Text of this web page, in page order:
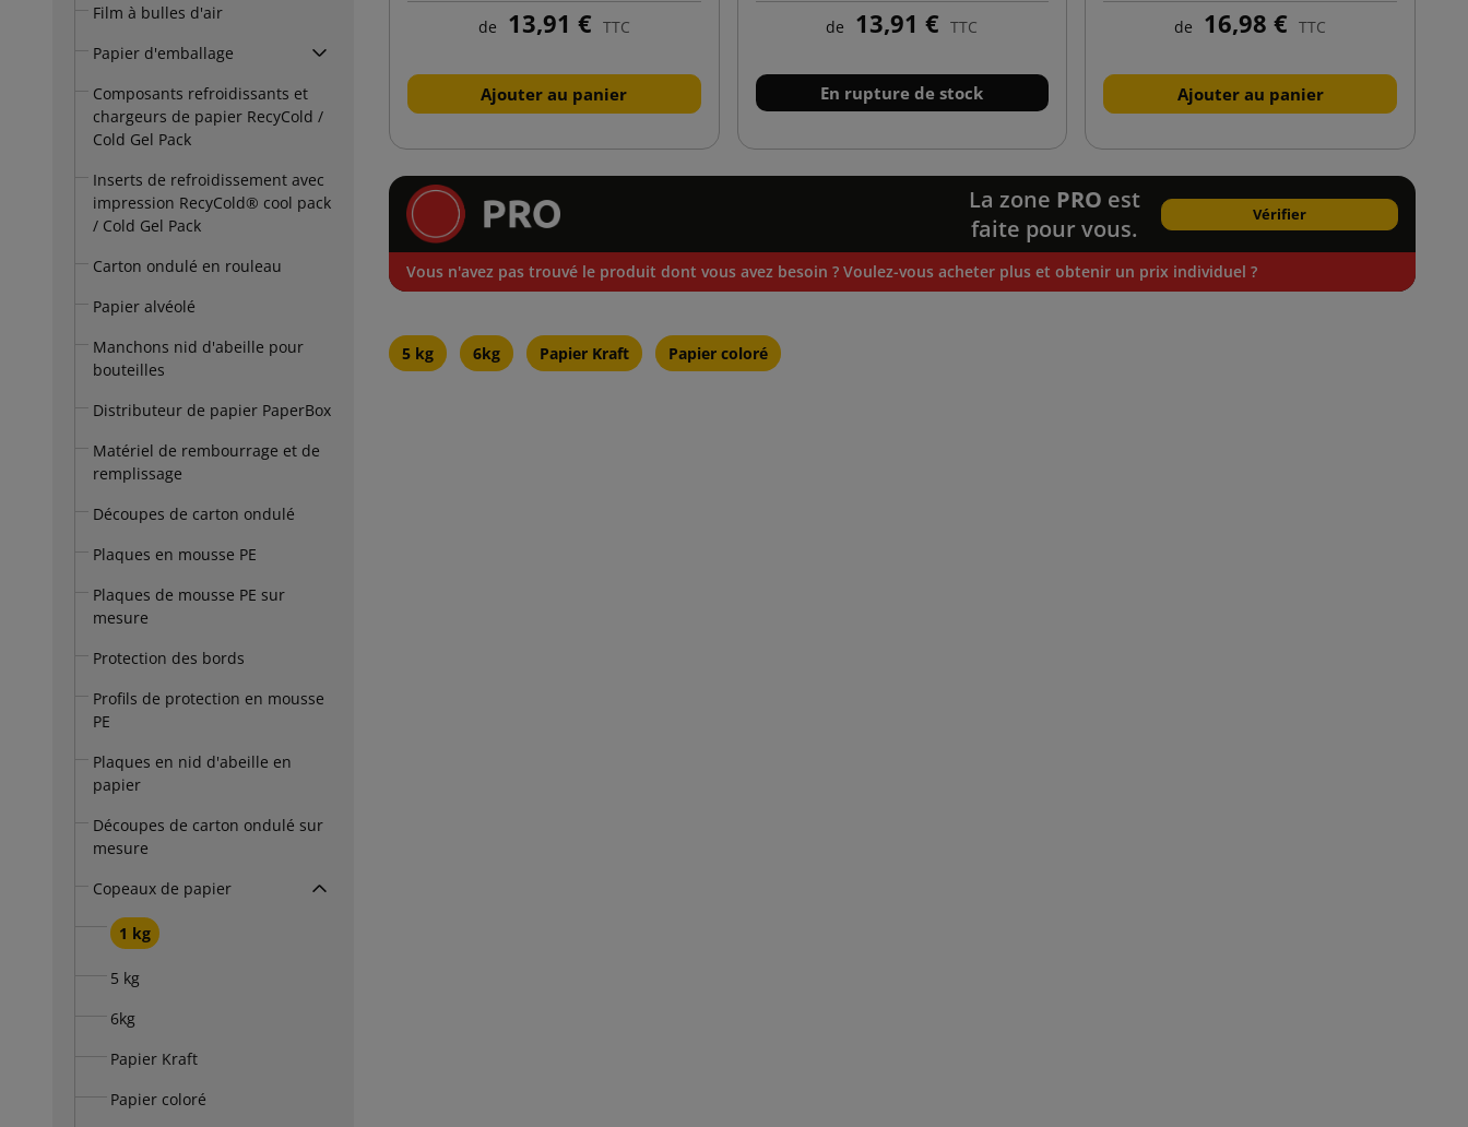
Film à bulles d'air
Papier d'emballage
Composants refroidissants et
chargeurs de papier RecyCold /
Cold Gel Pack
Inserts de refroidissement avec
impression RecyCold® cool pack
/ Cold Gel Pack
Carton ondulé en rouleau
Papier alvéolé
Manchons nid d'abeille pour
bouteilles
Distributeur de papier PaperBox
Matériel de rembourrage et de
remplissage
Découpes de carton ondulé
Plaques en mousse PE
Plaques de mousse PE sur
mesure
Protection des bords
Profils de protection en mousse
PE
Plaques en nid d'abeille en
papier
Découpes de carton ondulé sur
mesure
Copeaux de papier
1 kg
5 kg
6kg
Papier Kraft
Papier coloré
de 13,91 € TTC
Ajouter au panier
de 13,91 € TTC
En rupture de stock
de 16,98 € TTC
Ajouter au panier
La zone PRO est
faite pour vous.
Vérifier
Vous n'avez pas trouvé le produit dont vous avez besoin ? Voulez-vous acheter plus et obtenir un prix individuel ?
5 kg 6kg Papier Kraft Papier coloré